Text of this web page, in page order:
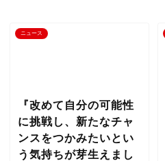
ニュース
『改めて自分の可能性
に挑戦し、新たなチャ
ンスをつかみたいとい
う気持ちが芽生えまし